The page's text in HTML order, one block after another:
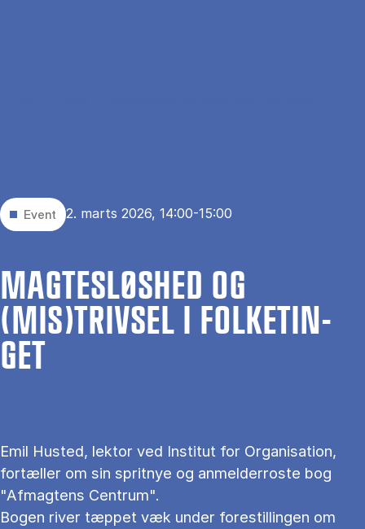
Event 2. marts 2026, 14:00-15:00
MAG­TES­LØS­HED OG
(MIS)TRIV­SEL I FOL­KE­TIN­
GET
Emil Husted, lektor ved Institut for Organisation,
fortæller om sin spritnye og anmelderroste bog
"Afmagtens Centrum".
Bogen river tæppet væk under forestillingen om